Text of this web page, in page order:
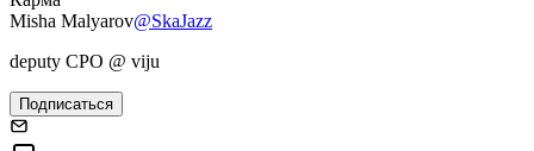
Misha Malyarov@SkaJazz
deputy CPO @ viju
Подписаться